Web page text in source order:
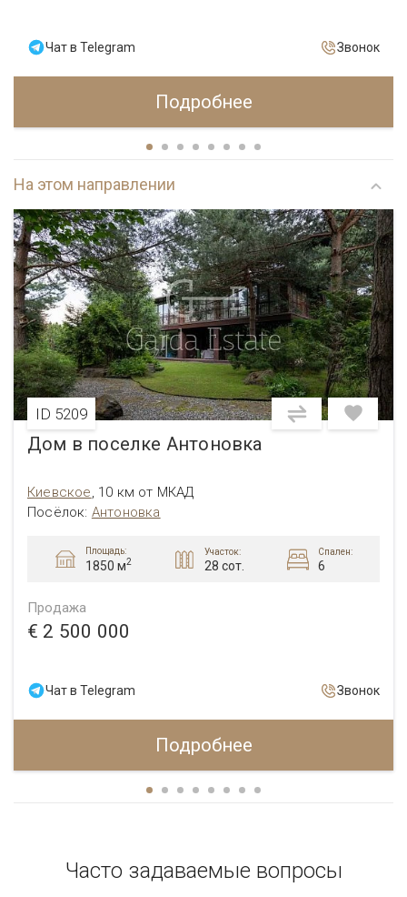
Чат в Telegram Звонок
Подробнее
На этом направлении
ID 5209
Дом в поселке Антоновка
Киевское, 10 км от МКАД
Посёлок: Антоновка
Площадь:
1850 м2
Участок:
28 сот.
Спален:
6
Продажа
€ 2 500 000
Чат в Telegram Звонок
Подробнее
Часто задаваемые вопросы